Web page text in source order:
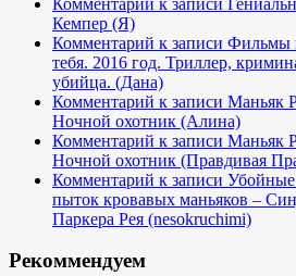
Кемпер (Я)
Комментарий к записи Фильмы
тебя. 2016 год. Триллер,
убийца. (Дана)
Комментарий к записи Маньяк
Ночной охотник (Алина)
Комментарий к записи Маньяк
Ночной охотник (Правдивая
Комментарий к записи
пыток кровавых маньяков –
Паркера Рея (nesokruchimi)
Рекоммендуем